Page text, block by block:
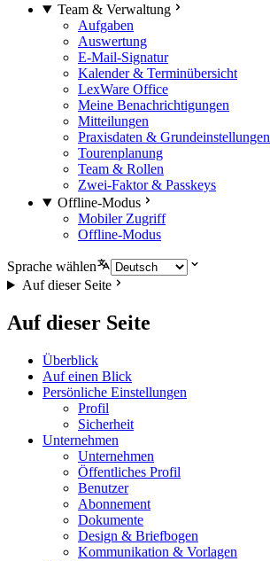
Team & Verwaltung
Aufgaben
Auswertung
E-Mail-Signatur
Kalender & Terminübersicht
LexWare Office
Meine Benachrichtigungen
Mitteilungen
Praxisdaten & Grundeinstellungen
Tourenplanung
Team & Rollen
Zwei-Faktor & Passkeys
Offline-Modus
Mobiler Zugriff
Offline-Modus
Sprache wählen
Auf dieser Seite
Auf dieser Seite
Überblick
Auf einen Blick
Persönliche Einstellungen
Profil
Sicherheit
Unternehmen
Unternehmen
Öffentliches Profil
Benutzer
Abonnement
Dokumente
Design & Briefbogen
Kommunikation & Vorlagen